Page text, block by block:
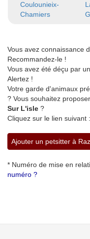
Coulounieix-
Chamiers
Vous avez connaissance
Recommandez-le !
Vous avez été déçu par
Alertez !
Votre garde d'animaux
? Vous souhaitez
Sur L'isle ?
Cliquez sur le lien suivant :
Ajouter un petsitter à
* Numéro de mise en
numéro ?